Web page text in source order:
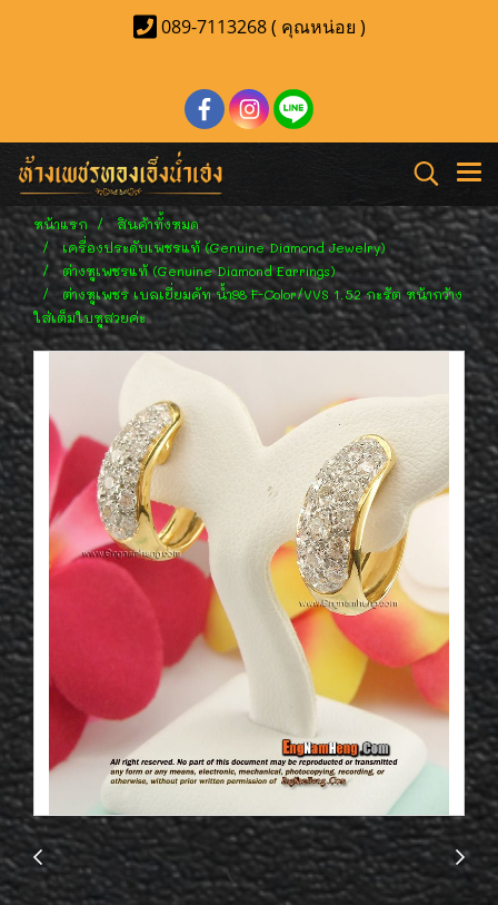
089-7113268 ( คุณหน่อย )
หน้าแรก
สินค้าทั้งหมด
เครื่องประดับเพชรแท้ (Genuine Diamond Jewelry)
ต่างหูเพชรแท้ (Genuine Diamond Earrings)
ต่างหูเพชร เบลเยี่ยมคัท น้ำ98 F-Color/VVS 1.52 กะรัต หน้ากว้าง
ใส่เต็มใบหูสวยค่ะ